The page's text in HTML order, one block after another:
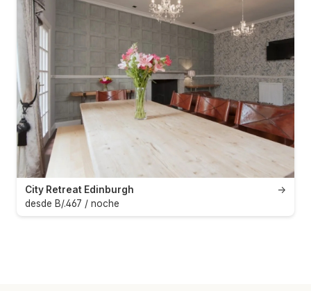
→
City Retreat Edinburgh
desde B/.467 / noche